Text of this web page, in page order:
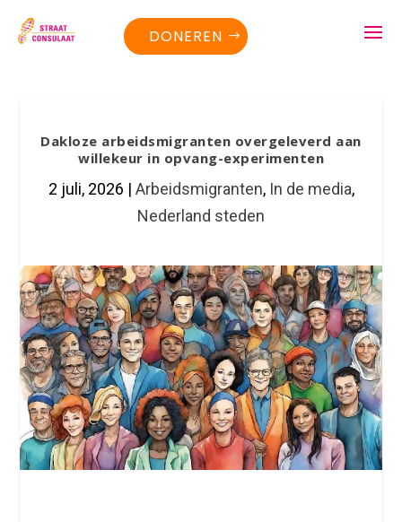
DONEREN
Dakloze arbeidsmigranten overgeleverd aan
willekeur in opvang-experimenten
2 juli, 2026 | Arbeidsmigranten, In de media,
Nederland steden